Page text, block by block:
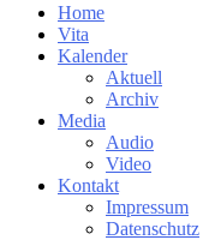
Home
Vita
Kalender
Aktuell
Archiv
Media
Audio
Video
Kontakt
Impressum
Datenschutz